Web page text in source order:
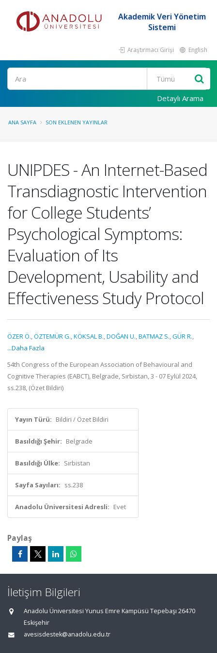
Akademik Veri Yönetim
Sistemi
Araştırmacı Girişi English
Ara
Detaylı Arama
ANA SAYFA SON EKLENEN YAYINLAR
UNIPDES - An Internet-Based
Transdiagnostic Intervention
for College Students’
Psychological Symptoms:
Evaluation of Its
Development, Usability and
Effectiveness Study Protocol
ÖZER Ö.,ÖZTEMÜR G.,KÖKSAL B.,DOĞAN U.,BATMAZ S.,GÜR R.,
...Daha Fazla
54th Congress of the European Association of Behavioural and
Cognitive Therapies (EABCT), Belgrade, Sırbistan, 3 - 07 Eylül 2024,
ss.238, (Özet Bildiri)
Yayın Türü: Bildiri / Özet Bildiri
Basıldığı Şehir: Belgrade
Basıldığı Ülke: Sırbistan
Sayfa Sayıları: ss.238
Anadolu Üniversitesi Adresli: Evet
Paylaş
İletişim Bilgileri
Anadolu Üniversitesi Yunus Emre Kampüsü Tepebaşı 26470
Eskişehir
avesisdestek@anadolu.edu.tr